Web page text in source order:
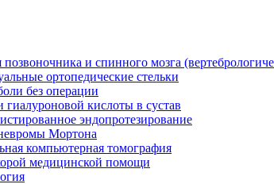
и спинного мозга
ортопедические стельки
без операции
кислоты в сустав
эндопротезирование
Мортона
компьютерная томография
медицинской помощи